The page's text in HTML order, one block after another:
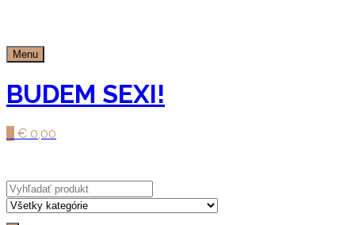
obsah
Menu
BUDEM SEXI!
€ 0,00